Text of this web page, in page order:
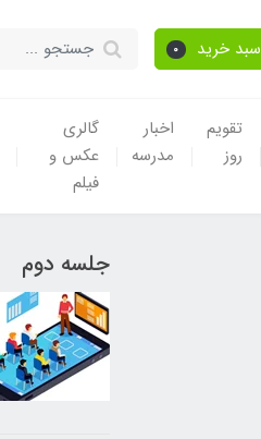
سبد خرید 0
تقویم
روز
اخبار
مدرسه
گالری
عکس و
فیلم
جلسه دوم